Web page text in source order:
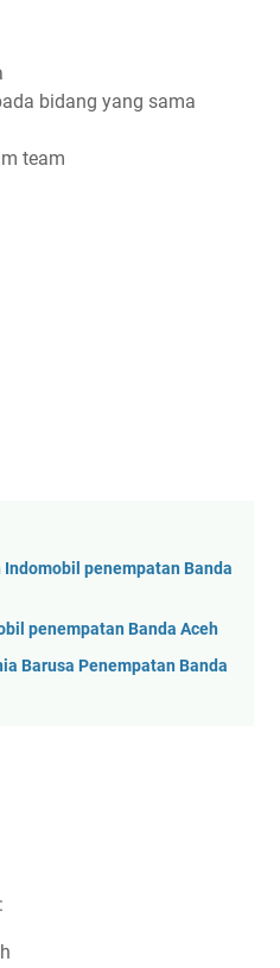
bidang yang sama
team
penempatan Banda
penempatan Banda Aceh
Barusa Penempatan Banda